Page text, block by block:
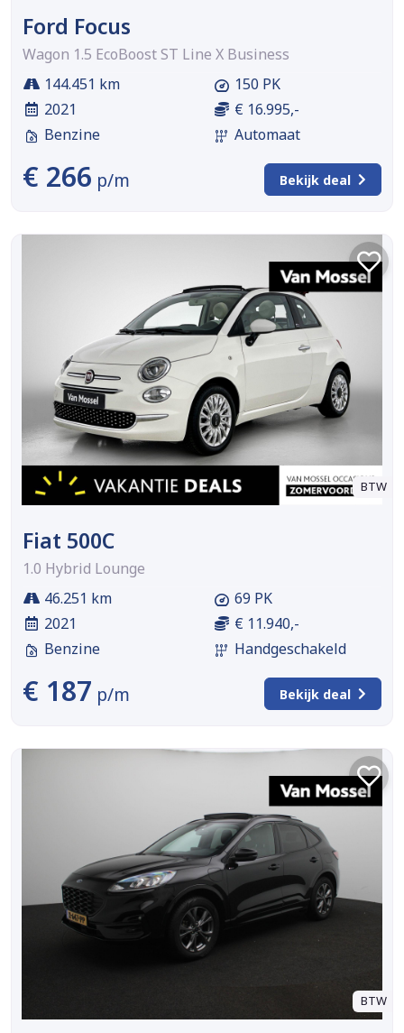
Ford Focus
Wagon 1.5 EcoBoost ST Line X Business
144.451 km
2021
Benzine
150 PK
€ 16.995,-
Automaat
€ 266 p/m Bekijk deal
BTW
Fiat 500C
1.0 Hybrid Lounge
46.251 km
2021
Benzine
69 PK
€ 11.940,-
Handgeschakeld
€ 187 p/m Bekijk deal
BTW